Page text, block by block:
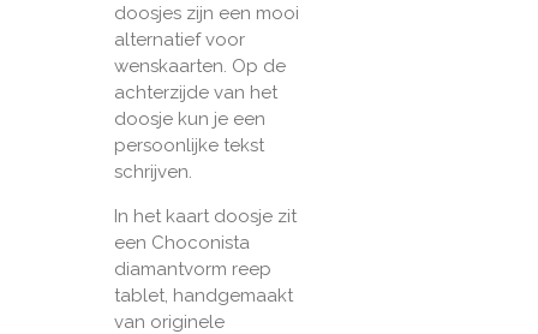
doosjes zijn een mooi
alternatief voor
wenskaarten. Op de
achterzijde van het
doosje kun je een
persoonlijke tekst
schrijven.
In het kaart doosje zit
een Choconista
diamantvorm reep
tablet, handgemaakt
van originele